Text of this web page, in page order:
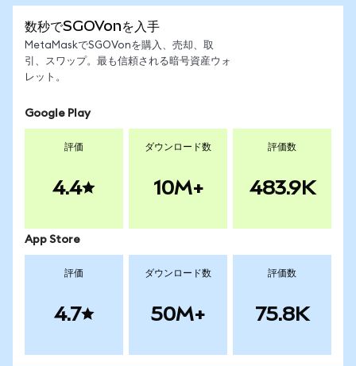
数秒でSGOVonを入手
MetaMaskでSGOVonを購入、売却、取
引、スワップ。最も信頼される暗号資産ウォ
レット。
Google Play
評価
4.4
ダウンロード数
10M+
評価数
483.9K
App Store
評価
4.7
ダウンロード数
50M+
評価数
75.8K